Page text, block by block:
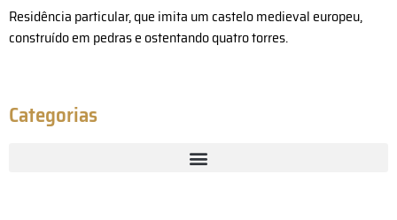
Residência particular, que imita um castelo medieval europeu,
construído em pedras e ostentando quatro torres.
Categorias